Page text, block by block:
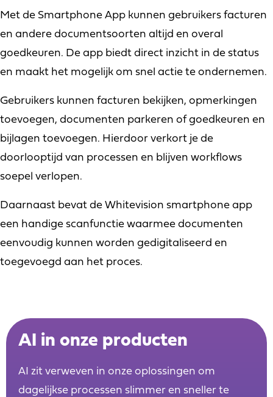
Met de Smartphone App kunnen gebruikers facturen
en andere documentsoorten altijd en overal
goedkeuren. De app biedt direct inzicht in de status
en maakt het mogelijk om snel actie te ondernemen.
Gebruikers kunnen facturen bekijken, opmerkingen
toevoegen, documenten parkeren of goedkeuren en
bijlagen toevoegen. Hierdoor verkort je de
doorlooptijd van processen en blijven workflows
soepel verlopen.
Daarnaast bevat de Whitevision smartphone app
een handige scanfunctie waarmee documenten
eenvoudig kunnen worden gedigitaliseerd en
toegevoegd aan het proces.
AI in onze producten
AI zit verweven in onze oplossingen om
dagelijkse processen slimmer en sneller te